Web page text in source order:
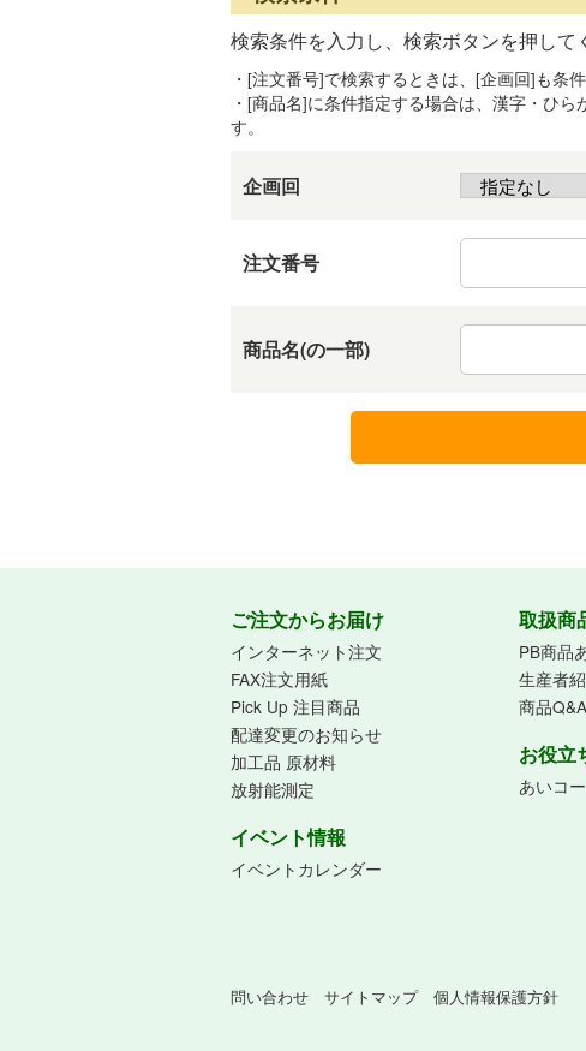
検索条件を入力し、検索ボタンを押して
・[注文番号]で検索するときは、[企画回]も条
・[商品名]に条件指定する場合は、漢字・ひ
す。
企画回
注文番号
商品名(の一部)
ご注文からお届け
インターネット注文
FAX注文用紙
Pick Up 注目商品
配達変更のお知らせ
加工品 原材料
放射能測定
イベント情報
イベントカレンダー
取扱商
PB商品
生産者
商品Q&A
お役立
あいコ
問い合わせ サイトマップ 個人情報保護方針